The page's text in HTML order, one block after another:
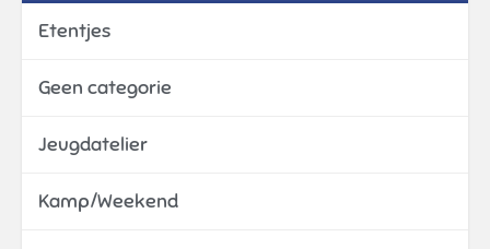
Etentjes
Geen categorie
Jeugdatelier
Kamp/Weekend